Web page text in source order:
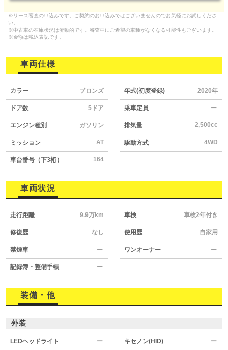
※リース審査の申込みです。ご契約のお申込みではございませんのでお気軽にお試しくださ
い。
※中古車の在庫状況は流動的です。審査中にご希望の車種がなくなる可能性もございます。
※金額は税込表記です。
車両仕様
カラー ブロンズ 年式(初度登録) 2020年
ドア数 5ドア 乗車定員 ー
エンジン種別 ガソリン 排気量 2,500cc
ミッション AT 駆動方式 4WD
車台番号（下3桁） 164
車両状況
走行距離 9.9万km 車検 車検2年付き
修復歴 なし 使用歴 自家用
禁煙車 ー ワンオーナー ー
記録簿・整備手帳 ー
装備・他
外装
LEDヘッドライト ー キセノン(HID) ー